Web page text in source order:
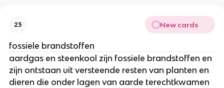
23 New cards
fossiele brandstoffen
aardgas en steenkool zijn fossiele brandstoffen en
zijn ontstaan uit versteende resten van planten en
dieren die onder lagen van aarde terechtkwamen